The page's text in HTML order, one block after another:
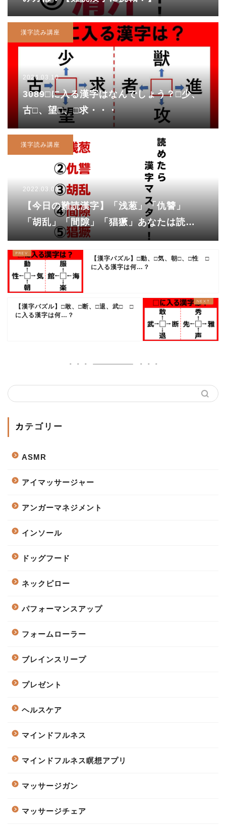
漢字読み講座
2024.03.10
3089□に入る漢字はなんでしょう？□少、
古□、望□、□求・・・
漢字読み講座
2022.03.03
【今日の難読漢字】「浅葱」「仇讐」
「胡乱」「間隙」「猖獗」あなたは読め
ますか？
【漢字パズル】□動、□気、朝□、□性 □
に入る漢字は何…？
【漢字パズル】□敢、□断、□退、武□ □
に入る漢字は何…？
カテゴリー
ASMR
アイマッサージャー
アンガーマネジメント
インソール
ドッグフード
ネックピロー
パフォーマンスアップ
フォームローラー
ブレインスリープ
プレゼント
ヘルスケア
マインドフルネス
マインドフルネス瞑想アプリ
マッサージガン
マッサージチェア